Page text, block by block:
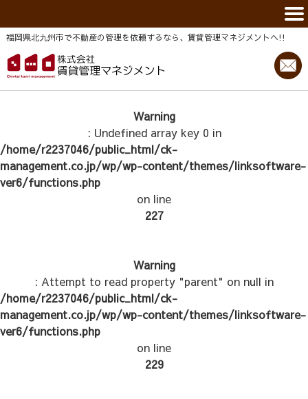
福岡県北九州市で不動産の管理を依頼するなら、賃貸管理マネジメントヘ!!
Warning
: Undefined array key 0 in
/home/r2237046/public_html/ck-
management.co.jp/wp/wp-content/themes/linksoftware-
ver6/functions.php
on line
227
Warning
: Attempt to read property "parent" on null in
/home/r2237046/public_html/ck-
management.co.jp/wp/wp-content/themes/linksoftware-
ver6/functions.php
on line
229